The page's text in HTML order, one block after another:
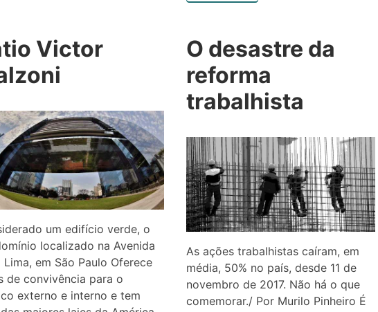
Victor
um edifício verde, o
localizado na Avenida
Lima, em São Paulo Oferece
de convivência para o
externo e interno e tem
O desastre da
reforma
trabalhista
As ações trabalhistas caíram, em
média, 50% no país, desde 11 de
novembro de 2017. Não há o que
comemorar./ Por Murilo Pinheiro É